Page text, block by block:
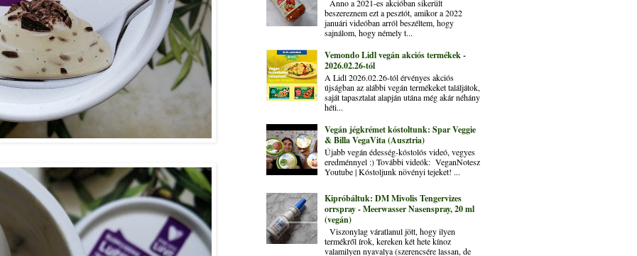
Anno a 2021-es akcióban sikerült
beszereznem ezt a pesztót, amikor a 2022
januári videóban arról beszéltem, hogy
sajnálom, hogy némely t...
Vemondo Lidl vegán akciós termékek -
2026.02.26-tól
A Lidl 2026.02.26-tól érvényes akciós
újságban az alábbi vegán termékeket találjátok,
saját tapasztalat alapján utána még akár néhány
héti...
Vegán jégkrémet kóstoltunk: Spar Veggie
& Billa VegaVita (Ausztria)
Újabb vegán édesség-kóstolós videó, vegyes
eredménnyel :) További videók: VeganNotesz
Youtube | Kóstoljunk növényi tejeket! ...
Kipróbáltuk: DM Mivolis Tengervizes
orrspray - Meerwasser Nasenspray, 20 ml
(vegán)
Viszonylag váratlanul jött, hogy ilyen
termékről írok, kereken két hete kínoz
valamilyen nyavalya (szerencsére lassan, de